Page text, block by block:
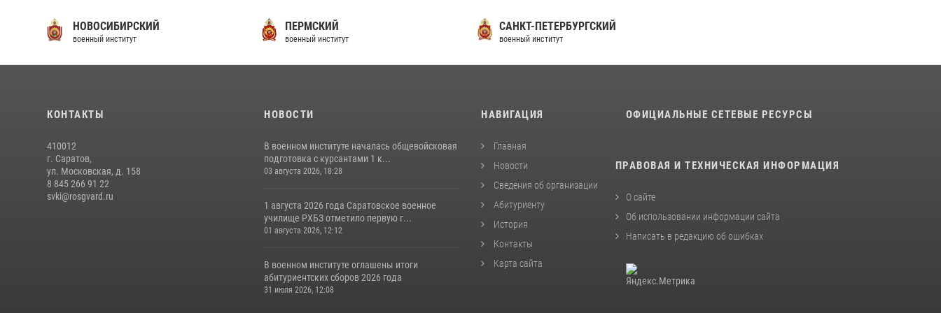
НОВОСИБИРСКИЙ
военный институт
ПЕРМСКИЙ
военный институт
САНКТ-ПЕТЕРБУРГСКИЙ
военный институт
КОНТАКТЫ
410012
г. Саратов,
ул. Московская, д. 158
8 845 266 91 22
svki@rosgvard.ru
НОВОСТИ
В военном институте началась общевойсковая
подготовка с курсантами 1 к...
03 августа 2026, 18:28
1 августа 2026 года Саратовское военное
училище РХБЗ отметило первую г...
01 августа 2026, 12:12
В военном институте оглашены итоги
абитуриентских сборов 2026 года
31 июля 2026, 12:08
НАВИГАЦИЯ
Главная
Новости
Сведения об организации
Абитуриенту
История
Контакты
Карта сайта
ОФИЦИАЛЬНЫЕ СЕТЕВЫЕ РЕСУРСЫ
ПРАВОВАЯ И ТЕХНИЧЕСКАЯ ИНФОРМАЦИЯ
О сайте
Об использовании информации сайта
Написать в редакцию об ошибках